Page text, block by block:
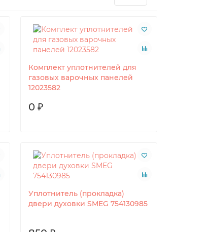
Комплект уплотнителей для
газовых варочных панелей
12023582
0 ₽
Уплотнитель (прокладка)
двери духовки SMEG 754130985